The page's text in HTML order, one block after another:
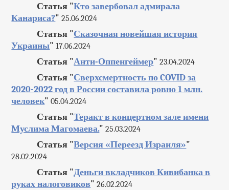
Статья "Кто завербовал адмирала
Канариса?" 25.06.2024
Статья "Сказочная новейшая история
Украины" 17.06.2024
Статья "Анти-Оппенгеймер" 23.04.2024
Статья "Сверхсмертность по COVID за
2020-2022 год в России составила ровно 1 млн.
человек" 05.04.2024
Статья "Теракт в концертном зале имени
Муслима Магомаева." 25.03.2024
Статья "Версия «Переезд Израиля»"
28.02.2024
Статья "Деньги вкладчиков Кивибанка в
руках налоговиков" 26.02.2024